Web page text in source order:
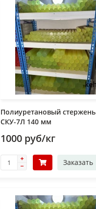
Полиуретановый стержень
СКУ-7Л 140 мм
1000 руб/кг
Заказать